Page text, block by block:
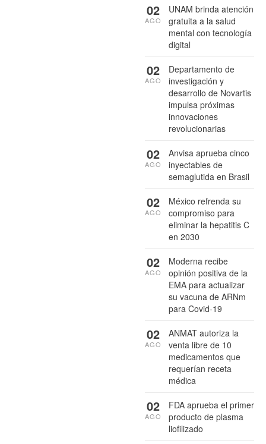
UNAM brinda atención
gratuita a la salud
mental con tecnología
digital
02
AGO
Departamento de
investigación y
desarrollo de Novartis
impulsa próximas
innovaciones
revolucionarias
02
AGO
Anvisa aprueba cinco
inyectables de
semaglutida en Brasil
02
AGO
México refrenda su
compromiso para
eliminar la hepatitis C
en 2030
02
AGO
Moderna recibe
opinión positiva de la
EMA para actualizar
su vacuna de ARNm
para Covid-19
02
AGO
ANMAT autoriza la
venta libre de 10
medicamentos que
requerían receta
médica
02
AGO
FDA aprueba el primer
producto de plasma
liofilizado
02
AGO